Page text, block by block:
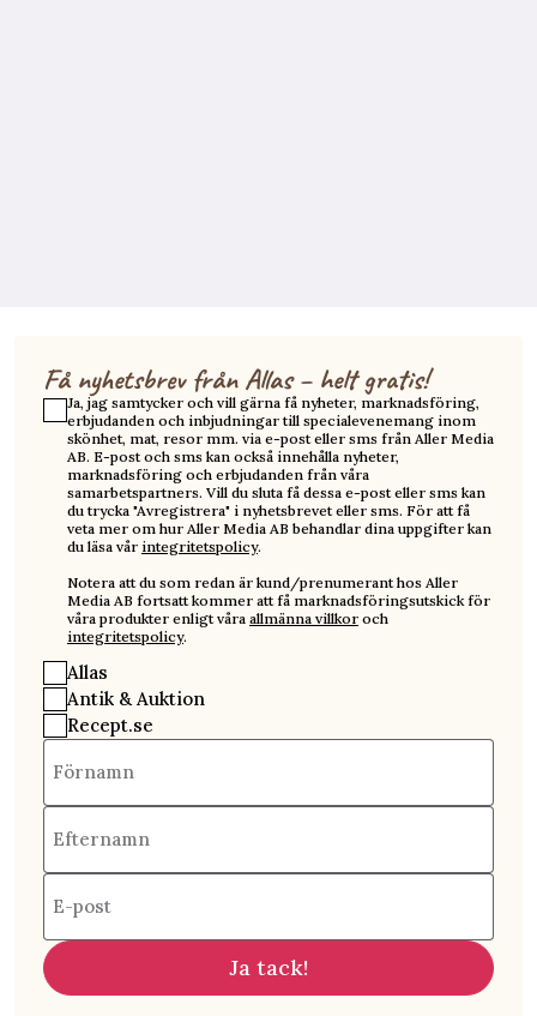
Få nyhetsbrev från Allas – helt gratis!
Ja, jag samtycker och vill gärna få nyheter, marknadsföring,
erbjudanden och inbjudningar till specialevenemang inom
skönhet, mat, resor mm. via e-post eller sms från Aller Media
AB. E-post och sms kan också innehålla nyheter,
marknadsföring och erbjudanden från våra
samarbetspartners. Vill du sluta få dessa e-post eller sms kan
du trycka "Avregistrera" i nyhetsbrevet eller sms. För att få
veta mer om hur Aller Media AB behandlar dina uppgifter kan
du läsa vår integritetspolicy.
Notera att du som redan är kund/prenumerant hos Aller
Media AB fortsatt kommer att få marknadsföringsutskick för
våra produkter enligt våra allmänna villkor och
integritetspolicy.
Allas
Antik & Auktion
Recept.se
Förnamn
Efternamn
E-post
Ja tack!